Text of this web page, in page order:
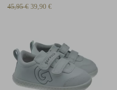
45,95 € 39,90 €